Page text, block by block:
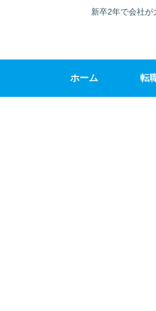
新卒2年で会社が
ホーム 転